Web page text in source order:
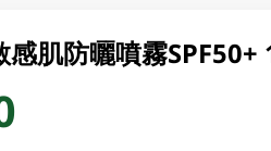
肌防曬噴霧SPF50+